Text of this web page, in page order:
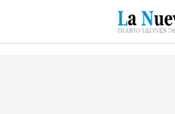
SUCESOS CULTURAS